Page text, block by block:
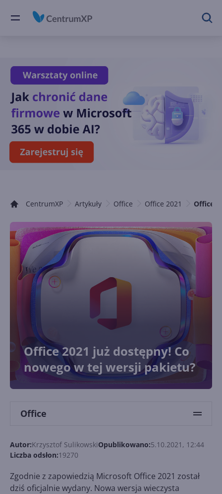
CentrumXP Artykuły Office Office 2021 Office
Office 2021 już dostępny! Co
nowego w tej wersji pakietu?
Office
Autor:Krzysztof SulikowskiOpublikowano:5.10.2021, 12:44
Liczba odsłon:19270
Zgodnie z zapowiedzią Microsoft Office 2021 został
dziś oficjalnie wydany. Nowa wersja wieczysta